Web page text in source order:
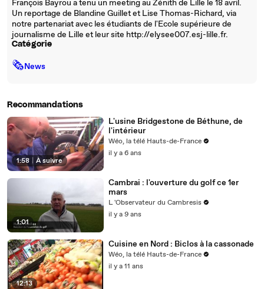
François Bayrou a tenu un meeting au Zénith de Lille le 18 avril.
Un reportage de Blandine Guillet et Lise Thomas-Richard, via
notre partenariat avec les étudiants de l'Ecole supérieure de
journalisme de Lille et leur site http://elysee007.esj-lille.fr.
Catégorie
🗞News
Recommandations
1:58 À suivre
L'usine Bridgestone de Béthune, de
l'intérieur
Wéo, la télé Hauts-de-France
il y a 6 ans
1:01
Cambrai : l'ouverture du golf ce 1er
mars
L 'Observateur du Cambresis
il y a 9 ans
12:13
Cuisine en Nord : Biclos à la cassonade
Wéo, la télé Hauts-de-France
il y a 11 ans